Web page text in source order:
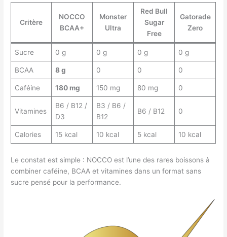
Critère
NOCCO
BCAA+
Monster
Ultra
Red Bull
Sugar
Free
Gatorade
Zero
Sucre 0 g 0 g 0 g 0 g
BCAA 8 g 0 0 0
Caféine 180 mg 150 mg 80 mg 0
Vitamines
B6 / B12 /
D3
B3 / B6 /
B12
B6 / B12 0
Calories 15 kcal 10 kcal 5 kcal 10 kcal
Le constat est simple : NOCCO est l’une des rares boissons à
combiner caféine, BCAA et vitamines dans un format sans
sucre pensé pour la performance.